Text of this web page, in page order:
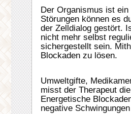
Der Organismus ist
Störungen können es
der Zelldialog gestört.
nicht mehr selbst
sichergestellt sein.
Blockaden zu lösen.
Umweltgifte,
misst der Therapeut
Energetische
negative